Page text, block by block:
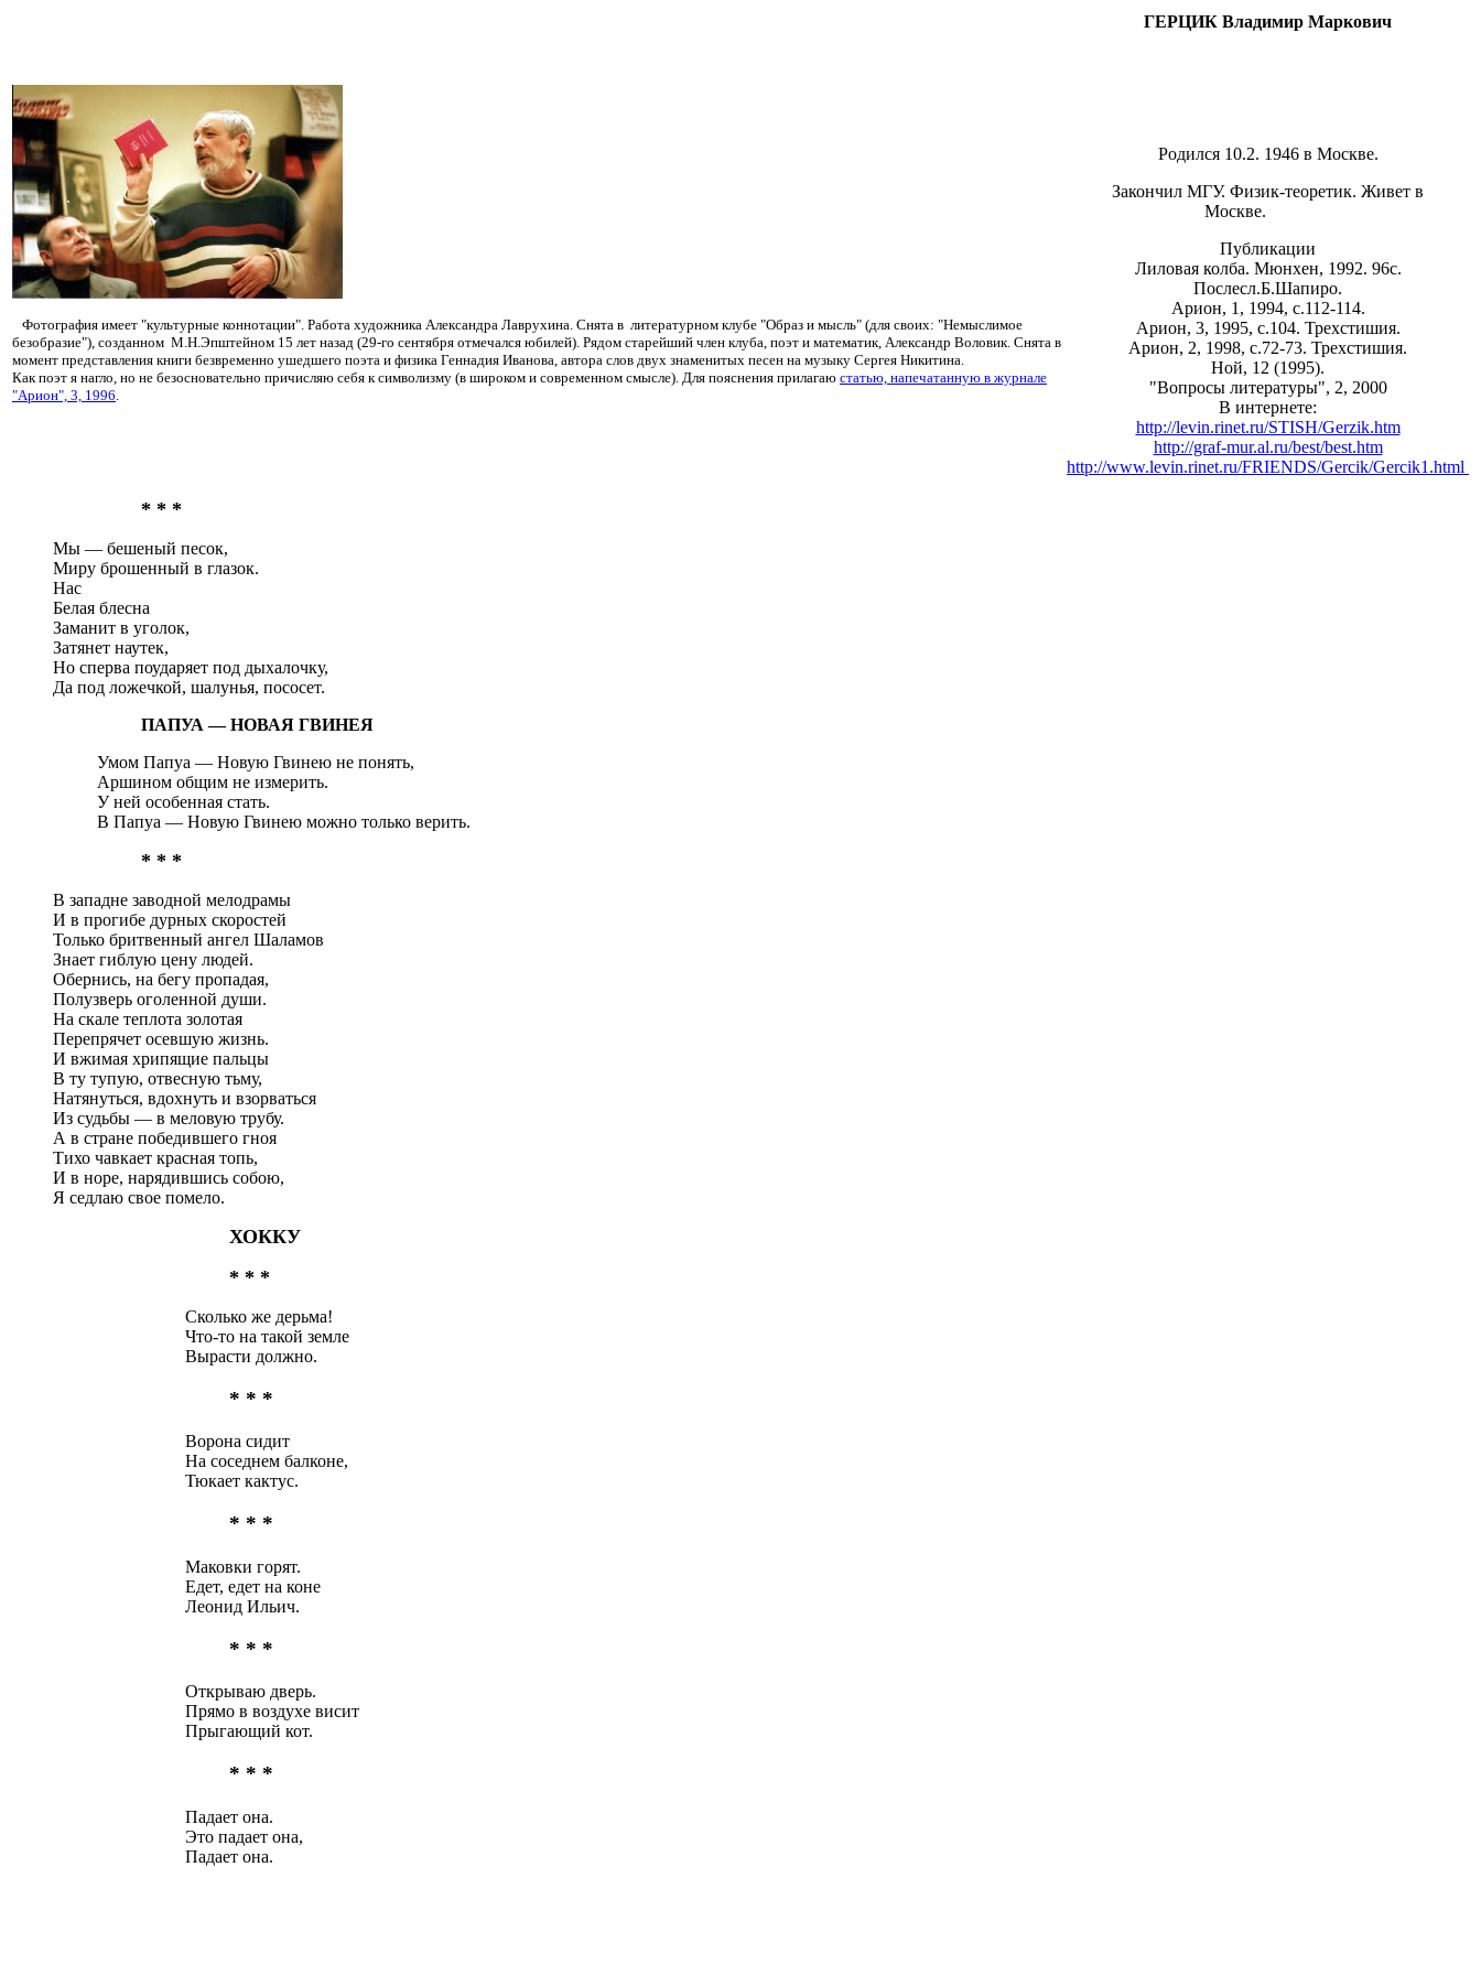
Фотография имеет "культурные коннотации". Работа художника Александра Лаврухина. Снята в литературном клубе "Образ и мысль" (для своих: "Немыслимое
безобразие"), созданном М.Н.Эпштейном 15 лет назад (29-го сентября отмечался юбилей). Рядом старейший член клуба, поэт и математик, Александр Воловик. Снята в
момент представления книги безвременно ушедшего поэта и физика Геннадия Иванова, автора слов двух знаменитых песен на музыку Сергея Никитина.
Как поэт я нагло, но не безосновательно причисляю себя к символизму (в широком и современном смысле). Для пояснения прилагаю статью, напечатанную в журнале
"Арион", 3, 1996.
ГЕРЦИК Владимир Маркович
Родился 10.2. 1946 в Москве.
Закончил МГУ. Физик-теоретик. Живет в
Москве.
Публикации
Лиловая колба. Мюнхен, 1992. 96с.
Послесл.Б.Шапиро.
Арион, 1, 1994, с.112-114.
Арион, 3, 1995, с.104. Трехстишия.
Арион, 2, 1998, с.72-73. Трехстишия.
Ной, 12 (1995).
"Вопросы литературы", 2, 2000
В интернете:
http://levin.rinet.ru/STISH/Gerzik.htm
http://graf-mur.al.ru/best/best.htm
http://www.levin.rinet.ru/FRIENDS/Gercik/Gercik1.html
* * *
Мы — бешеный песок,
Миру брошенный в глазок.
Нас
Белая блесна
Заманит в уголок,
Затянет наутек,
Но сперва поударяет под дыхалочку,
Да под ложечкой, шалунья, пососет.
ПАПУА — НОВАЯ ГВИНЕЯ
Умом Папуа — Новую Гвинею не понять,
Аршином общим не измерить.
У ней особенная стать.
В Папуа — Новую Гвинею можно только верить.
* * *
В западне заводной мелодрамы
И в прогибе дурных скоростей
Только бритвенный ангел Шаламов
Знает гиблую цену людей.
Обернись, на бегу пропадая,
Полузверь оголенной души.
На скале теплота золотая
Перепрячет осевшую жизнь.
И вжимая хрипящие пальцы
В ту тупую, отвесную тьму,
Натянуться, вдохнуть и взорваться
Из судьбы — в меловую трубу.
А в стране победившего гноя
Тихо чавкает красная топь,
И в норе, нарядившись собою,
Я седлаю свое помело.
ХОККУ
* * *
Сколько же дерьма!
Что-то на такой земле
Вырасти должно.
* * *
Ворона сидит
На соседнем балконе,
Тюкает кактус.
* * *
Маковки горят.
Едет, едет на коне
Леонид Ильич.
* * *
Открываю дверь.
Прямо в воздухе висит
Прыгающий кот.
* * *
Падает она.
Это падает она,
Падает она.